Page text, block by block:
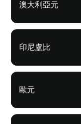
澳大利亞元
印尼盧比
歐元